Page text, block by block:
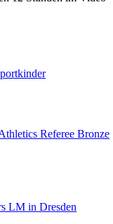
Referee Bronze
LM in Dresden